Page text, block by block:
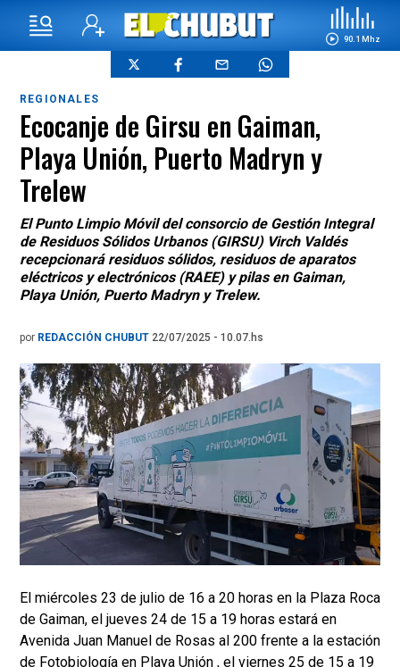
90.1 Mhz
REGIONALES
Ecocanje de Girsu en Gaiman,
Playa Unión, Puerto Madryn y
Trelew
El Punto Limpio Móvil del consorcio de Gestión Integral
de Residuos Sólidos Urbanos (GIRSU) Virch Valdés
recepcionará residuos sólidos, residuos de aparatos
eléctricos y electrónicos (RAEE) y pilas en Gaiman,
Playa Unión, Puerto Madryn y Trelew.
por REDACCIÓN CHUBUT 22/07/2025 - 10.07.hs
El miércoles 23 de julio de 16 a 20 horas en la Plaza Roca
de Gaiman, el jueves 24 de 15 a 19 horas estará en
Avenida Juan Manuel de Rosas al 200 frente a la estación
de Fotobiología en Playa Unión , el viernes 25 de 15 a 19